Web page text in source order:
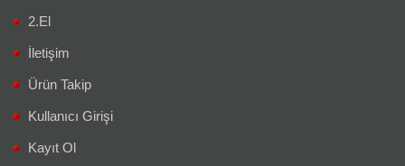
2.El
İletişim
Ürün Takip
Kullanıcı Girişi
Kayıt Ol